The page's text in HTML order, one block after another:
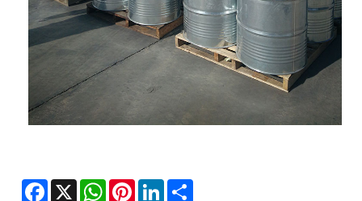
Facebook
X WhatsAppPinterestLinkedIn